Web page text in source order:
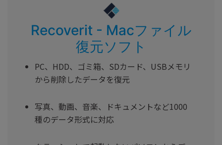
Recoverit - Macファイル
復元ソフト
PC、HDD、ゴミ箱、SDカード、USBメモリ
から削除したデータを復元
写真、動画、音楽、ドキュメントなど1000
種のデータ形式に対応